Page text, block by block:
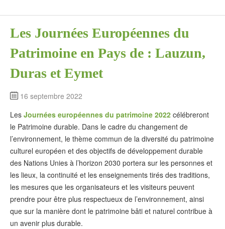
Les Journées Européennes du
Patrimoine en Pays de : Lauzun,
Duras et Eymet
16 septembre 2022
Les Journées européennes du patrimoine 2022 célébreront
le Patrimoine durable. Dans le cadre du changement de
l’environnement, le thème commun de la diversité du patrimoine
culturel européen et des objectifs de développement durable
des Nations Unies à l’horizon 2030 portera sur les personnes et
les lieux, la continuité et les enseignements tirés des traditions,
les mesures que les organisateurs et les visiteurs peuvent
prendre pour être plus respectueux de l’environnement, ainsi
que sur la manière dont le patrimoine bâti et naturel contribue à
un avenir plus durable.